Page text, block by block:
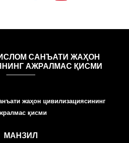
САНЪАТИ ЖАҲОН
АЖРАЛМАС ҚИСМИ
жаҳон цивилизациясининг
қисми
МАНЗИЛ